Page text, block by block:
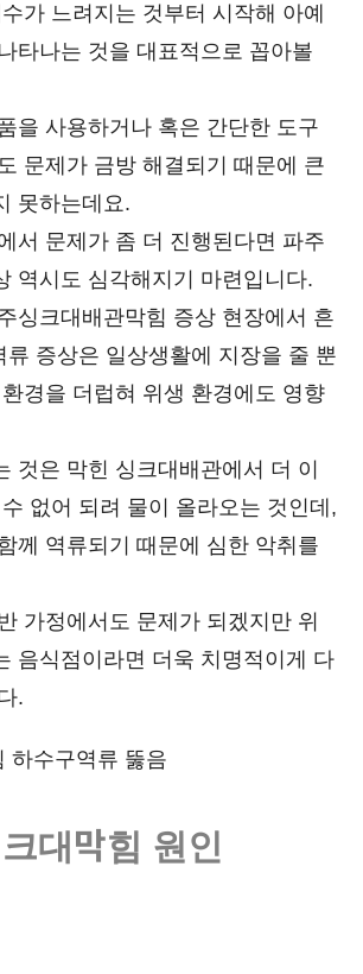
가 느려지는 것부터 시작해 아예
타나는 것을 대표적으로 꼽아볼
을 사용하거나 혹은 간단한 도구
문제가 금방 해결되기 때문에 큰
못하는데요.
서 문제가 좀 더 진행된다면 파주
역시도 심각해지기 마련입니다.
싱크대배관막힘 증상 현장에서 흔
류 증상은 일상생활에 지장을 줄 뿐
경을 더럽혀 위생 환경에도 영향
것은 막힌 싱크대배관에서 더 이
없어 되려 물이 올라오는 것인데,
께 역류되기 때문에 심한 악취를
가정에서도 문제가 되겠지만 위
음식점이라면 더욱 치명적이게 다
.
하수구역류 뚫음
대막힘 원인